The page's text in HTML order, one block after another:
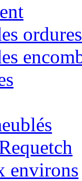
ordures
environs